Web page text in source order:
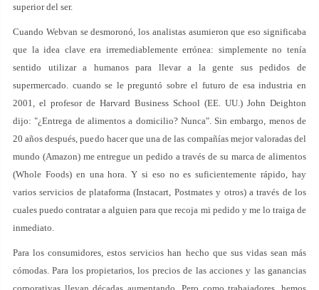
superior del ser.
Cuando Webvan se desmoronó, los analistas asumieron que eso significaba
que la idea clave era irremediablemente errónea: simplemente no tenía
sentido utilizar a humanos para llevar a la gente sus pedidos de
supermercado. cuando se le preguntó sobre el futuro de esa industria en
2001, el profesor de Harvard Business School (EE. UU.) John Deighton
dijo: "¿Entrega de alimentos a domicilio? Nunca". Sin embargo, menos de
20 años después, puedo hacer que una de las compañías mejor valoradas del
mundo (Amazon) me entregue un pedido a través de su marca de alimentos
(Whole Foods) en una hora. Y si eso no es suficientemente rápido, hay
varios servicios de plataforma (Instacart, Postmates y otros) a través de los
cuales puedo contratar a alguien para que recoja mi pedido y me lo traiga de
inmediato.
Para los consumidores, estos servicios han hecho que sus vidas sean más
cómodas. Para los propietarios, los precios de las acciones y las ganancias